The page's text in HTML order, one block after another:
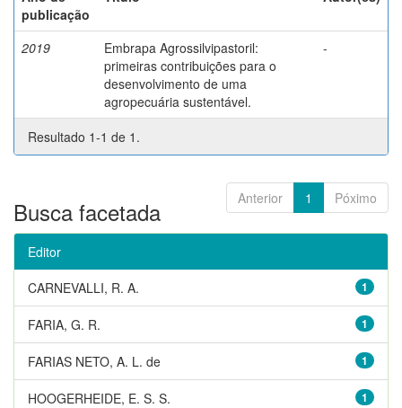
publicação
2019
Embrapa Agrossilvipastoril:
primeiras contribuições para o
desenvolvimento de uma
agropecuária sustentável.
-
Resultado 1-1 de 1.
Anterior 1 Póximo
Busca facetada
Editor
1
CARNEVALLI, R. A.
1
FARIA, G. R.
1
FARIAS NETO, A. L. de
1
HOOGERHEIDE, E. S. S.